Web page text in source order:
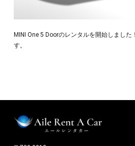
MINI One 5 Doorのレンタルを開始しました
す。